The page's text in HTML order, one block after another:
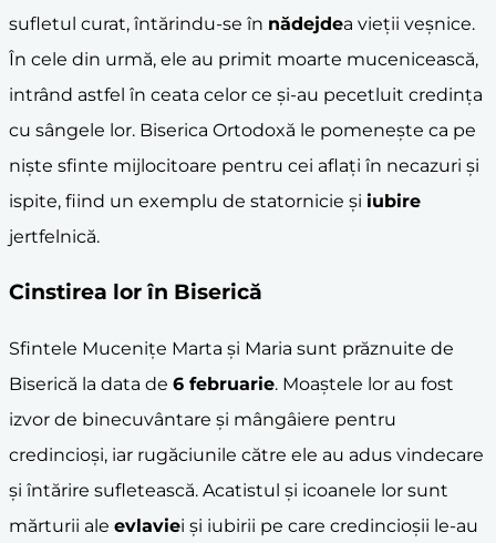
sufletul curat, întărindu-se în nădejdea vieții veșnice.
În cele din urmă, ele au primit moarte mucenicească,
intrând astfel în ceata celor ce și-au pecetluit credința
cu sângele lor. Biserica Ortodoxă le pomenește ca pe
niște sfinte mijlocitoare pentru cei aflați în necazuri și
ispite, fiind un exemplu de statornicie și iubire
jertfelnică.
Cinstirea lor în Biserică
Sfintele Mucenițe Marta și Maria sunt prăznuite de
Biserică la data de 6 februarie. Moaștele lor au fost
izvor de binecuvântare și mângâiere pentru
credincioși, iar rugăciunile către ele au adus vindecare
și întărire sufletească. Acatistul și icoanele lor sunt
mărturii ale evlaviei și iubirii pe care credincioșii le-au